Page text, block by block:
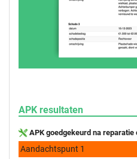
APK resultaten
APK goedgekeurd na
Aandachtspunt 1